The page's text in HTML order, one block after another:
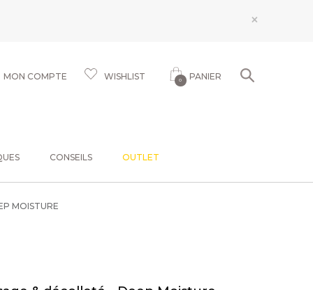
×
MON COMPTE WISHLIST 0 PANIER
CONSEILS OUTLET
MOISTURE